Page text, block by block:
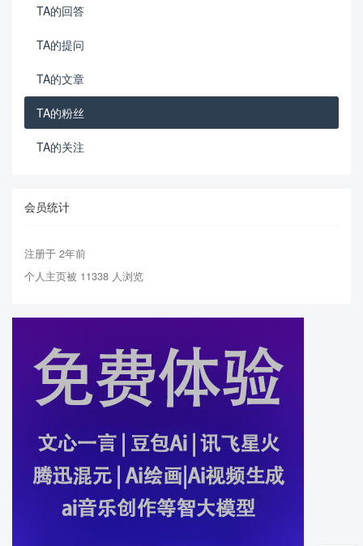
TA的回答
TA的提问
TA的文章
TA的粉丝
TA的关注
会员统计
注册于 2年前
个人主页被 11338 人浏览